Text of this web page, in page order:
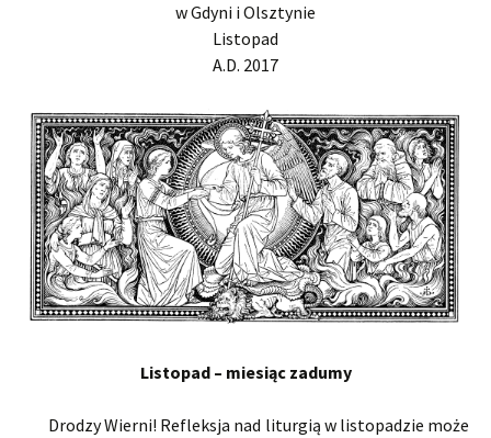
w Gdyni i Olsztynie
Listopad
A.D. 2017
Listopad – miesiąc zadumy
Drodzy Wierni! Refleksja nad liturgią w listopadzie może